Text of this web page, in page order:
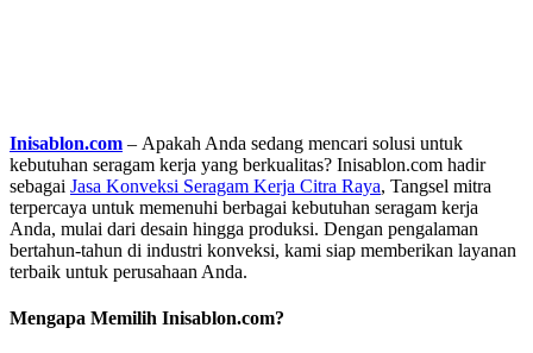
Inisablon.com – Apakah Anda sedang mencari solusi untuk
kebutuhan seragam kerja yang berkualitas? Inisablon.com hadir
sebagai Jasa Konveksi Seragam Kerja Citra Raya, Tangsel mitra
terpercaya untuk memenuhi berbagai kebutuhan seragam kerja
Anda, mulai dari desain hingga produksi. Dengan pengalaman
bertahun-tahun di industri konveksi, kami siap memberikan layanan
terbaik untuk perusahaan Anda.
Mengapa Memilih Inisablon.com?